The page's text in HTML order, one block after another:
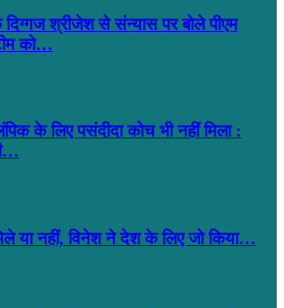
दिग्गज श्रीजेश से संन्यास पर बोले पीएम
को…
के लिए पसंदीदा कोच भी नहीं मिला :
या नहीं, विनेश ने देश के लिए जो किया…